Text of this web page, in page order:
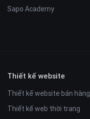
Sapo Academy
Thiết kế website
Thiết kế website bán hàng
Thiết kế web thời trang